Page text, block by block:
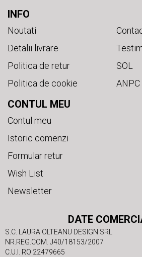
INFO
Noutati
Detalii livrare
Politica de retur
Politica de cookie
SOL
ANPC
CONTUL MEU
Contul meu
Istoric comenzi
Formular retur
Wish List
Newsletter
DATE
S.C. LAURA OLTEANU DESIGN SRL
NR.REG.COM. J40/18153/2007
C.U.I. RO 22479665